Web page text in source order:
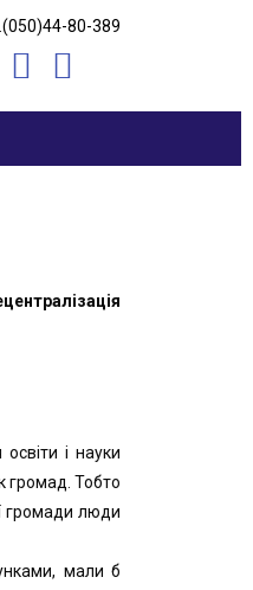
80-389
і науки
громад. Тобто
громади люди
мали б